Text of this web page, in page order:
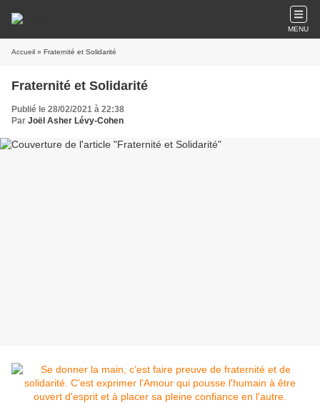
MENU
Accueil » Fraternité et Solidarité
Fraternité et Solidarité
Publié le 28/02/2021 à 22:38
Par Joël Asher Lévy-Cohen